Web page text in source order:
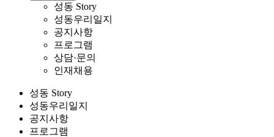
성동 Story
성동우리일지
공지사항
프로그램
상담·문의
인재채용
성동 Story
성동우리일지
공지사항
프로그램